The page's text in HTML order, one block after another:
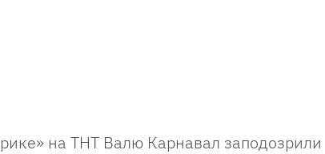
на ТНТ Валю Карнавал заподозрили